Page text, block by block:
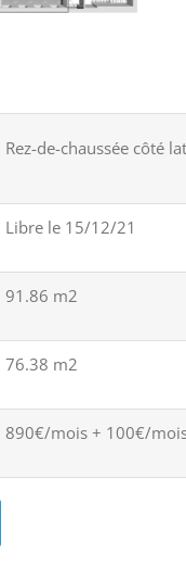
Rez-de-chaussée côté
Libre le 15/12/21
91.86 m2
76.38 m2
890€/mois + 100€/